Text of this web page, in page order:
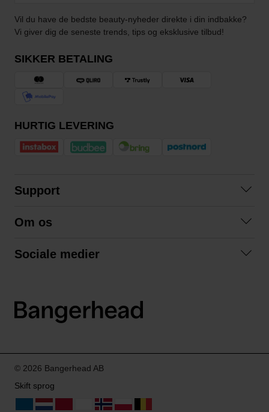
Vil du have de bedste beauty-nyheder direkte i din indbakke?
Vi giver dig de seneste trends, tips og eksklusive tilbud!
SIKKER BETALING
HURTIG LEVERING
Support
Betingelser
Om os
Sociale medier
LinkedIn
© 2026 Bangerhead AB
Skift sprog